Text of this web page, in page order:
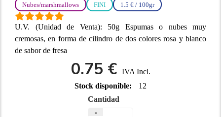
Nubes/marshmallows FINI 1.5 € / 100gr
U.V. (Unidad de Venta): 50g Espumas o nubes muy
cremosas, en forma de cilindro de dos colores rosa y blanco
de sabor de fresa
0.75 € IVA Incl.
Stock disponible:
12
Cantidad
-